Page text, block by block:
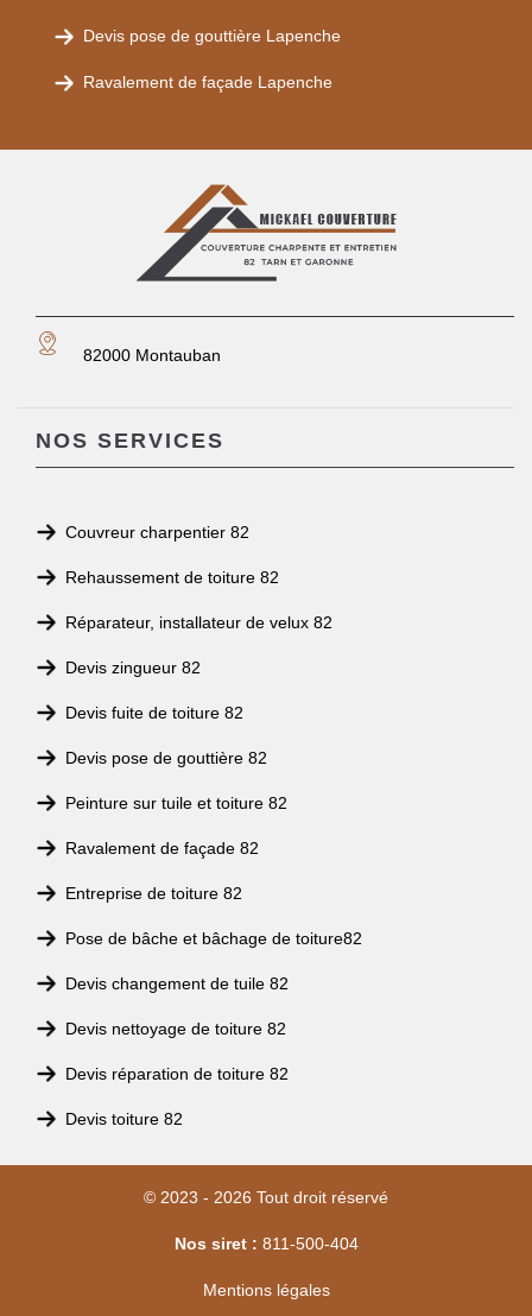
Devis pose de gouttière Lapenche
Ravalement de façade Lapenche
82000 Montauban
NOS SERVICES
Couvreur charpentier 82
Rehaussement de toiture 82
Réparateur, installateur de velux 82
Devis zingueur 82
Devis fuite de toiture 82
Devis pose de gouttière 82
Peinture sur tuile et toiture 82
Ravalement de façade 82
Entreprise de toiture 82
Pose de bâche et bâchage de toiture82
Devis changement de tuile 82
Devis nettoyage de toiture 82
Devis réparation de toiture 82
Devis toiture 82
© 2023 - 2026 Tout droit réservé
Nos siret : 811-500-404
Mentions légales